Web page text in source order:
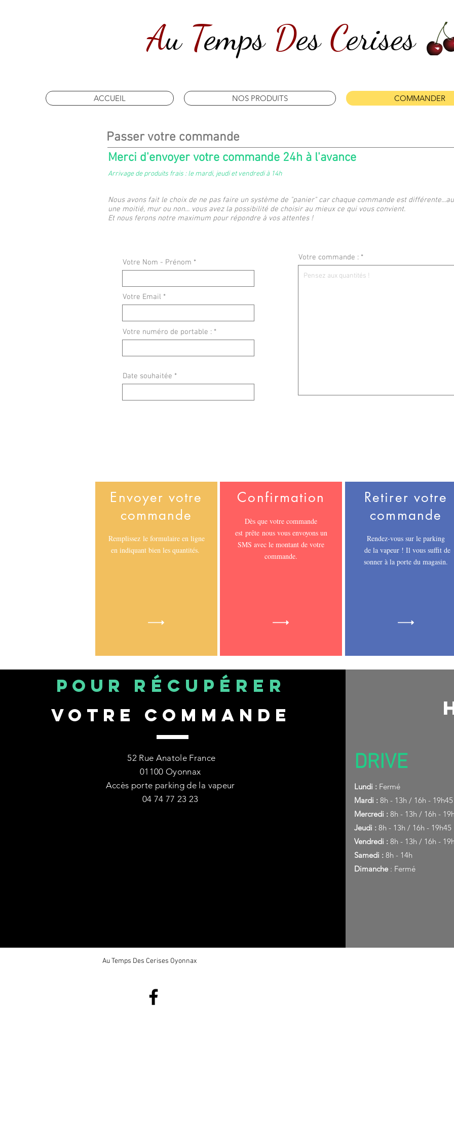
Au Temps Des Cerises
ACCUEIL NOS PRODUITS COMMANDER
Passer votre commande
Merci d'envoyer votre commande 24h à l'avance
Arrivage deproduits frais : le mardi, jeudi et vendredi à 14h
Nous avons fait le choix de ne pas faire un système de "panier" car chaque commande est
une moitié, mur ou non... vous avez la possibilité de choisir au mieux ce qui vous convient.
Et nous ferons notre maximum pour répondre à vos attentes !
Votre Nom - Prénom
Votre Email
Votre numéro de portable :
Date souhaitée
Votre commande :
Envoyer votre
commande
Remplissez le formulaire en ligne
en indiquant bien les quantités.
Confirmation
Dès que votre commande
est prêtenous vous envoyons un
SMS avec le montant de votre
commande.
Retirer votre
commande
Rendez-vous sur le parking
de la vapeur ! Il vous suffit de
sonner à la porte du magasin.
Pour récupérer
votre commande
52 Rue Anatole France
01100 Oyonnax
Accès porte parking de la vapeur
04 74 77 23 23
DRIVE
Lundi : Fermé
Mardi : 8h - 13h / 16h - 19h45
Mercredi : 8h - 13h / 16h -
Jeudi : 8h - 13h / 16h - 19h45
Vendredi : 8h - 13h / 16h -
Samedi : 8h - 14h
Dimanche : Fermé
Au Temps Des Cerises Oyonnax